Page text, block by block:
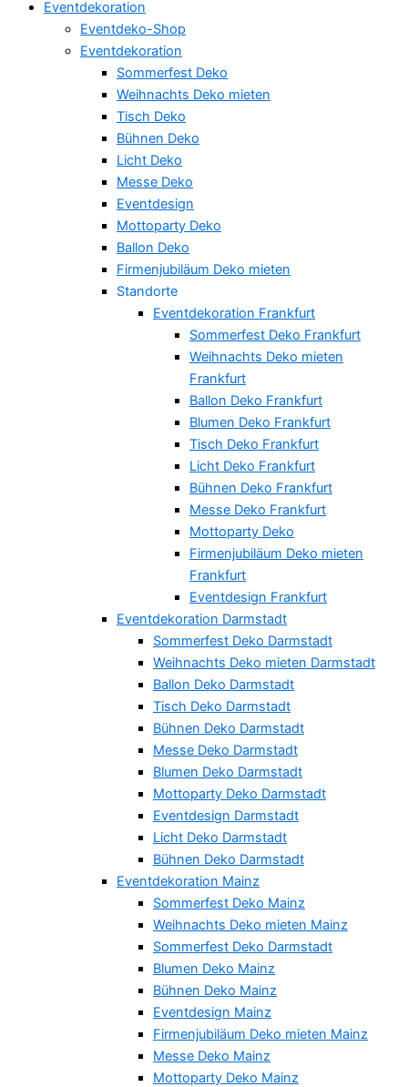
Eventdekoration
Eventdeko-Shop
Eventdekoration
Sommerfest Deko
Weihnachts Deko mieten
Tisch Deko
Bühnen Deko
Licht Deko
Messe Deko
Eventdesign
Mottoparty Deko
Ballon Deko
Firmenjubiläum Deko mieten
Standorte
Eventdekoration Frankfurt
Sommerfest Deko Frankfurt
Weihnachts Deko mieten
Frankfurt
Ballon Deko Frankfurt
Blumen Deko Frankfurt
Tisch Deko Frankfurt
Licht Deko Frankfurt
Bühnen Deko Frankfurt
Messe Deko Frankfurt
Mottoparty Deko
Firmenjubiläum Deko mieten
Frankfurt
Eventdesign Frankfurt
Eventdekoration Darmstadt
Sommerfest Deko Darmstadt
Weihnachts Deko mieten Darmstadt
Ballon Deko Darmstadt
Tisch Deko Darmstadt
Bühnen Deko Darmstadt
Messe Deko Darmstadt
Blumen Deko Darmstadt
Mottoparty Deko Darmstadt
Eventdesign Darmstadt
Licht Deko Darmstadt
Bühnen Deko Darmstadt
Eventdekoration Mainz
Sommerfest Deko Mainz
Weihnachts Deko mieten Mainz
Sommerfest Deko Darmstadt
Blumen Deko Mainz
Bühnen Deko Mainz
Eventdesign Mainz
Firmenjubiläum Deko mieten Mainz
Messe Deko Mainz
Mottoparty Deko Mainz